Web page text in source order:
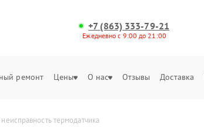
+7 (863) 333-79-21
Ежедневно с 9:00 до 21:00
ремонт Цены О нас Отзывы Доставка
термодатчика